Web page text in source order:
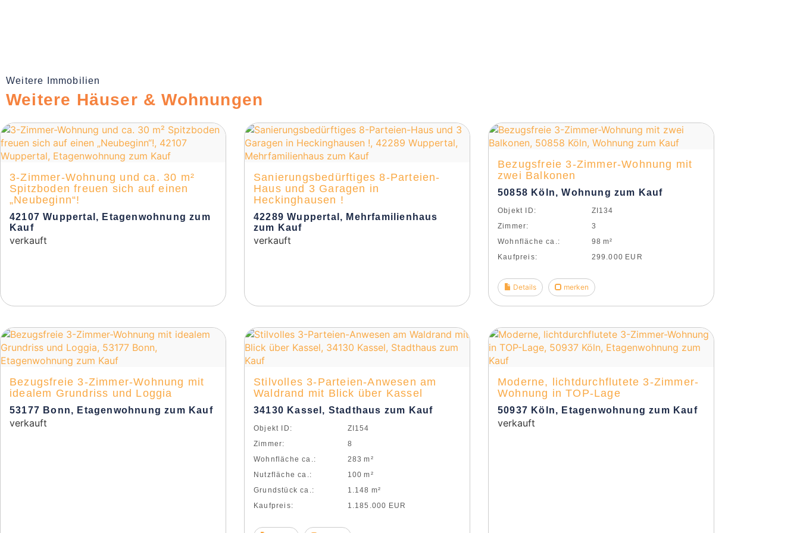
Weitere Immobilien
Weitere Häuser & Wohnungen
3-Zimmer-Wohnung und ca. 30 m²
Spitzboden freuen sich auf einen
„Neubeginn“!
42107 Wuppertal, Etagenwohnung zum
Kauf
verkauft
Sanierungsbedürftiges 8-Parteien-
Haus und 3 Garagen in
Heckinghausen !
42289 Wuppertal, Mehrfamilienhaus
zum Kauf
verkauft
Bezugsfreie 3-Zimmer-Wohnung mit
zwei Balkonen
50858 Köln, Wohnung zum Kauf
Objekt ID:
ZI134
Zimmer:
3
Wohnfläche ca.:
98 m²
Kaufpreis:
299.000 EUR
Details merken
Bezugsfreie 3-Zimmer-Wohnung mit
idealem Grundriss und Loggia
53177 Bonn, Etagenwohnung zum Kauf
verkauft
Stilvolles 3-Parteien-Anwesen am
Waldrand mit Blick über Kassel
34130 Kassel, Stadthaus zum Kauf
Objekt ID:
ZI154
Zimmer:
8
Wohnfläche ca.:
283 m²
Nutzfläche ca.:
100 m²
Grund­stück ca.:
1.148 m²
Kaufpreis:
1.185.000 EUR
Moderne, lichtdurchflutete 3-Zimmer-
Wohnung in TOP-Lage
50937 Köln, Etagenwohnung zum Kauf
verkauft